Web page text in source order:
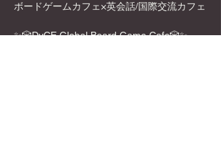
ボードゲームカフェ×英会話/国際交流カフェ
✨🎲DyCE Global Board Game Cafe🎲✨